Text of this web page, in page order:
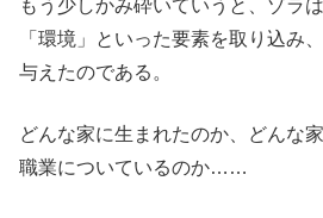
もう少しかみ砕いていうと、ゾラ
「環境」といった要素を取り込み
与えたのである。
どんな家に生まれたのか、どんな
職業についているのか……